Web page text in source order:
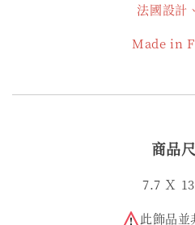
法國設計
Made in
商品
7.7 Ｘ
此飾品並